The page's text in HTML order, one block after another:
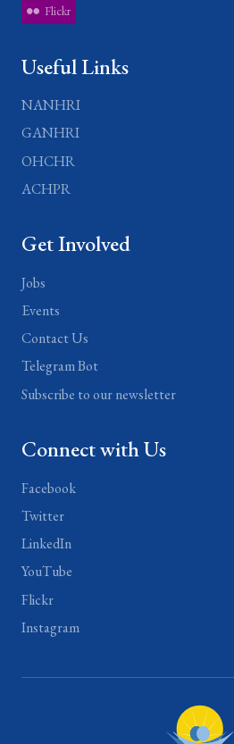
Flickr
Useful Links
NANHRI
GANHRI
OHCHR
ACHPR
Get Involved
Jobs
Events
Contact Us
Telegram Bot
Subscribe to our newsletter
Connect with Us
Facebook
Twitter
LinkedIn
YouTube
Flickr
Instagram